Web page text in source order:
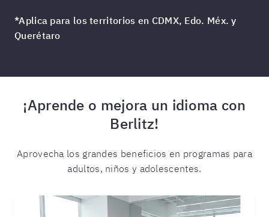
*Aplica para los territorios en CDMX, Edo. Méx. y
Querétaro
¡Aprende o mejora un idioma con
Berlitz!
Aprovecha los grandes beneficios en programas para
adultos, niños y adolescentes.